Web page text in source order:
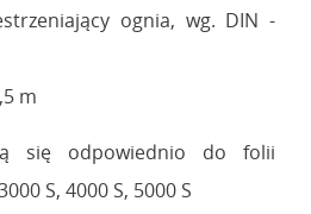
ognia, wg. DIN -
m
się odpowiednio do folii
S, 4000 S, 5000 S